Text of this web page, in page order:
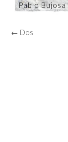
Pablo Bujosa
← Dos